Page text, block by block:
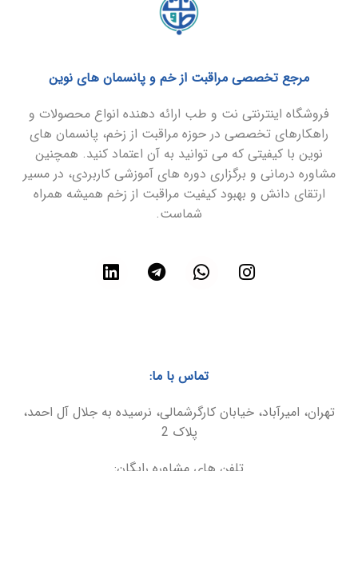
مرجع تخصصی مراقبت از خم و پانسمان های نوین
فروشگاه اینترنتی نت و طب ارائه دهنده انواع محصولات و
راهکارهای تخصصی در حوزه مراقبت از زخم، پانسمان های
نوین با کیفیتی که می توانید به آن اعتماد کنید. همچنین
مشاوره درمانی و برگزاری دوره های آموزشی کاربردی، در مسیر
ارتقای دانش و بهبود کیفیت مراقبت از زخم همیشه همراه
شماست.
تماس با ما:
تهران، امیرآباد، خیابان کارگرشمالی، نرسیده به جلال آل احمد،
پلاک 2
تلفن های مشاوره رایگان: